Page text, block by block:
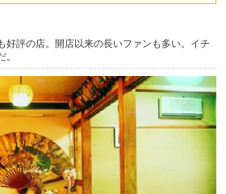
評の店。開店以来の長いファンも多い。イチ